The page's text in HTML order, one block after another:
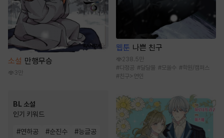
소설 만행무승
3만
BL 소설
인기 키워드
#연하공 #순진수 #능글공
웹툰 나쁜 친구
238.5만
#다정공 #달달물 #모쏠수 #학원/캠퍼스
#친구>연인